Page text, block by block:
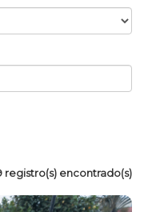
registro(s) encontrado(s)